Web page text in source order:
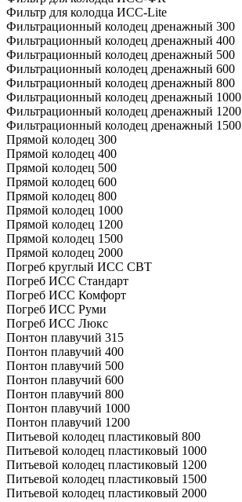
Фильтр для колодца ИСС-Lite
Фильтрационный колодец дренажный 300
Фильтрационный колодец дренажный 400
Фильтрационный колодец дренажный 500
Фильтрационный колодец дренажный 600
Фильтрационный колодец дренажный 800
Фильтрационный колодец дренажный 1000
Фильтрационный колодец дренажный 1200
Фильтрационный колодец дренажный 1500
Прямой колодец 300
Прямой колодец 400
Прямой колодец 500
Прямой колодец 600
Прямой колодец 800
Прямой колодец 1000
Прямой колодец 1200
Прямой колодец 1500
Прямой колодец 2000
Погреб круглый ИСС СВТ
Погреб ИСС Стандарт
Погреб ИСС Комфорт
Погреб ИСС Руми
Погреб ИСС Люкс
Понтон плавучий 315
Понтон плавучий 400
Понтон плавучий 500
Понтон плавучий 600
Понтон плавучий 800
Понтон плавучий 1000
Понтон плавучий 1200
Питьевой колодец пластиковый 800
Питьевой колодец пластиковый 1000
Питьевой колодец пластиковый 1200
Питьевой колодец пластиковый 1500
Питьевой колодец пластиковый 2000